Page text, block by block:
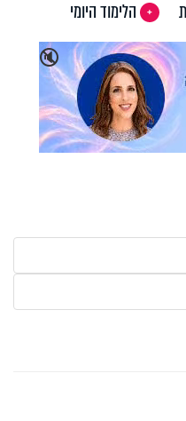
הלימוד היומי
🔇